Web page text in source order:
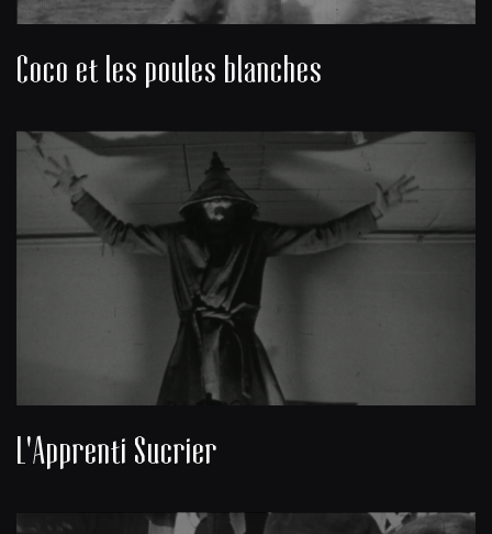
Coco et les poules blanches
L'Apprenti Sucrier